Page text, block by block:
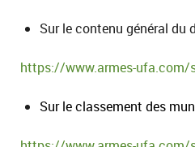
Sur le contenu général du
https://www.armes-ufa.com/
Sur le classement des